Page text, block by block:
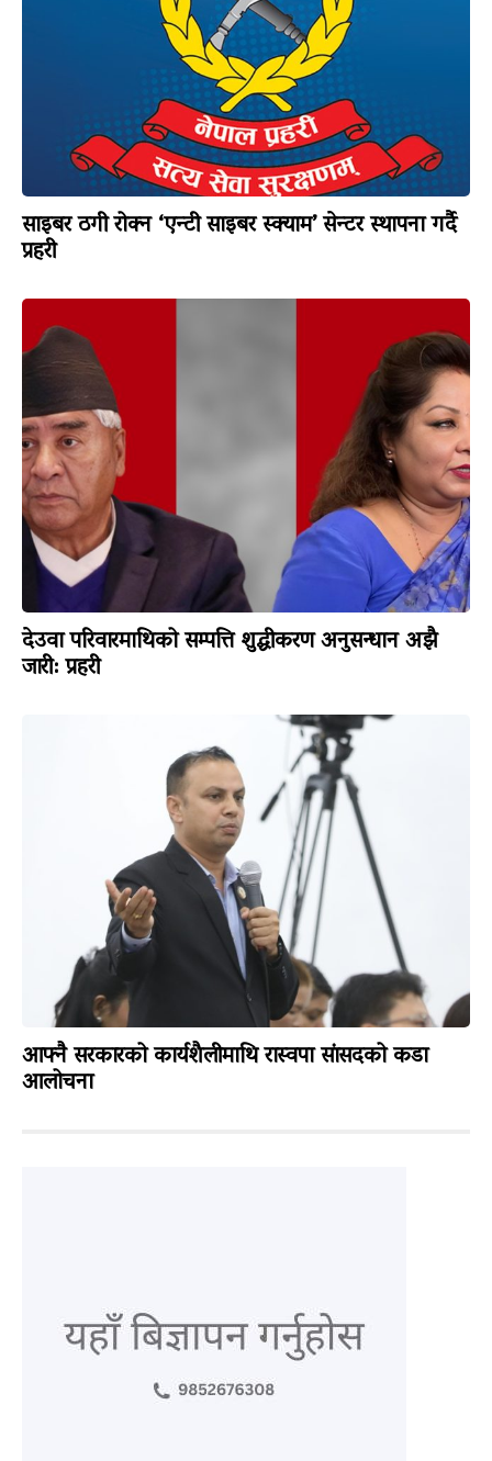
साइबर ठगी रोक्न ‘एन्टी साइबर स्क्याम’ सेन्टर स्थापना गर्दै
प्रहरी
देउवा परिवारमाथिको सम्पत्ति शुद्धीकरण अनुसन्धान अझै
जारी: प्रहरी
आफ्नै सरकारको कार्यशैलीमाथि रास्वपा सांसदको कडा
आलोचना